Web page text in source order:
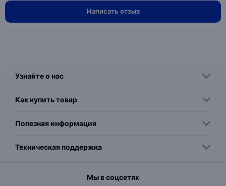
Написать отзыв
Узнайте о нас
Как купить товар
Полезная информация
Техническая поддержка
Мы в соцсетях